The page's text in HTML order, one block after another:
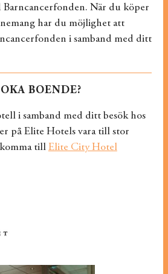
Barncancerfonden. När du köper
har du möjlighet att
i samband med ditt
BOENDE?
i samband med ditt besök hos
på Elite Hotels vara till stor
till Elite City Hotel